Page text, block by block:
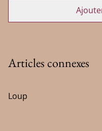
Articles connexes
Loup